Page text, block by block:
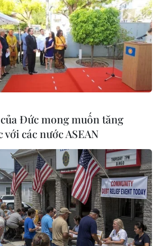
thời điểm giải tán quốc
tổng tuyển cử
dự kiến sẽ tuyên bố giải tán
6/4, mở đường cho một cuộc tổng
là khó khăn nhất từ trước tới nay đối
Đức mong muốn tăng
với các nước ASEAN